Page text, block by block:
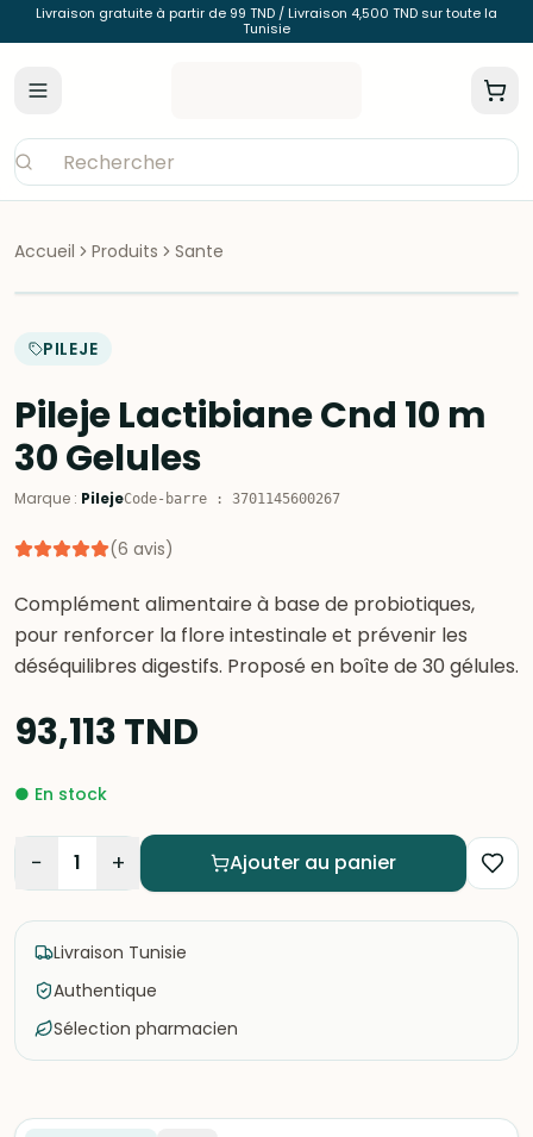
Livraison gratuite à partir de 99 TND / Livraison 4,500 TND sur toute la
Tunisie
Accueil Produits Sante
PILEJE
Pileje Lactibiane Cnd 10 m
30 Gelules
Marque : PilejeCode-barre : 3701145600267
(6 avis)
Complément alimentaire à base de probiotiques,
pour renforcer la flore intestinale et prévenir les
déséquilibres digestifs. Proposé en boîte de 30 gélules.
93,113TND
● En stock
− 1 + Ajouter au panier
Livraison Tunisie
Authentique
Sélection pharmacien